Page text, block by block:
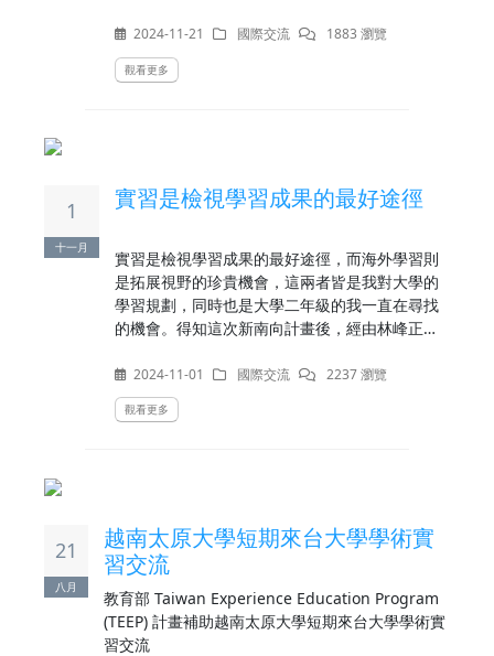
2024-11-21 國際交流 1883 瀏覽
觀看更多
1
十一月
實習是檢視學習成果的最好途徑
實習是檢視學習成果的最好途徑，而海外學習則
是拓展視野的珍貴機會，這兩者皆是我對大學的
學習規劃，同時也是大學二年級的我一直在尋找
的機會。得知這次新南向計畫後，經由林峰正老
同時，這也是我第一次出國。 資訊三乙 吳華
2024-11-01 國際交流 2237 瀏覽
觀看更多
21
八月
越南太原大學短期來台大學學術實
習交流
教育部 Taiwan Experience Education Program
(TEEP) 計畫補助越南太原大學短期來台大學學術實
習交流